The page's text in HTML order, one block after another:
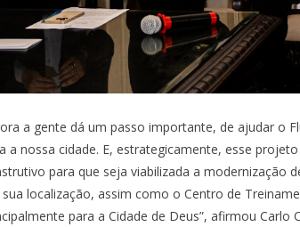
a gente dá um passo importante, de ajudar o
a nossa cidade. E, estrategicamente, esse
para que seja viabilizada a modernização
localização, assim como o Centro de
para a Cidade de Deus”, afirmou Carlo